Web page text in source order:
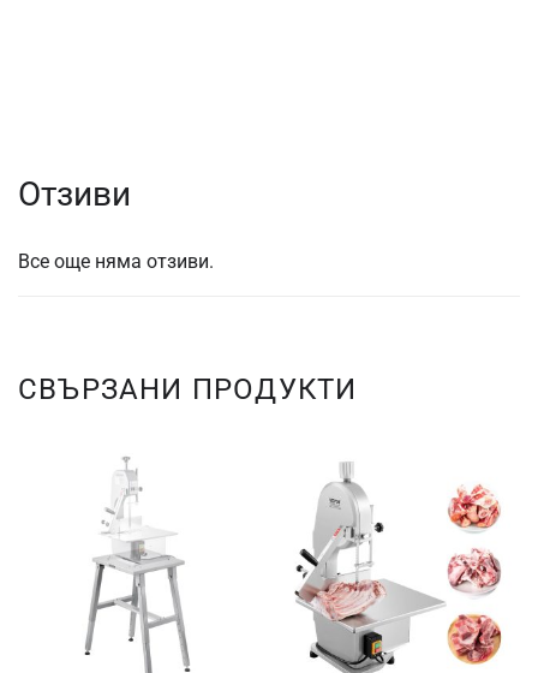
Отзиви
Все още няма отзиви.
СВЪРЗАНИ ПРОДУКТИ